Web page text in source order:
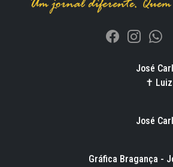
José
✝ Luiz
José
Gráfica Bragança -